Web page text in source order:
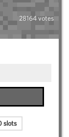
28164 votes
slots